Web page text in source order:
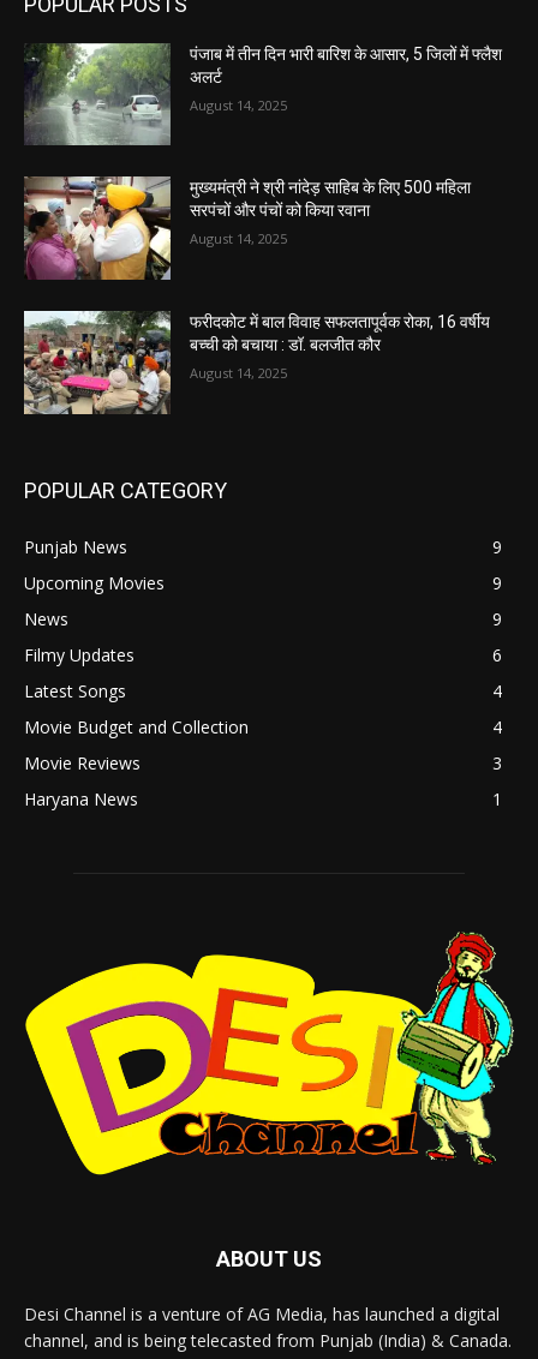
पंजाब में तीन दिन भारी बारिश के आसार, 5 जिलों में फ्लैश
अलर्ट
August 14, 2025
मुख्यमंत्री ने श्री नांदेड़ साहिब के लिए 500 महिला
सरपंचों और पंचों को किया रवाना
August 14, 2025
फरीदकोट में बाल विवाह सफलतापूर्वक रोका, 16 वर्षीय
बच्ची को बचाया : डॉ. बलजीत कौर
August 14, 2025
POPULAR CATEGORY
Punjab News
9
Upcoming Movies
9
News
9
Filmy Updates
6
Latest Songs
4
Movie Budget and Collection
4
Movie Reviews
3
Haryana News
1
ABOUT US
Desi Channel is a venture of AG Media, has launched a digital
channel, and is being telecasted from Punjab (India) & Canada.